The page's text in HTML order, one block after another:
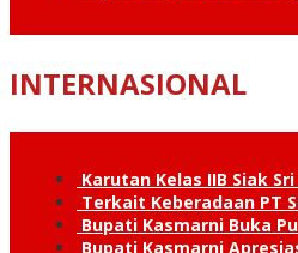
INTERNASIONAL
Karutan Kelas IIB Siak
Terkait Keberadaan PT
Bupati Kasmarni Buka
Bupati Kasmarni